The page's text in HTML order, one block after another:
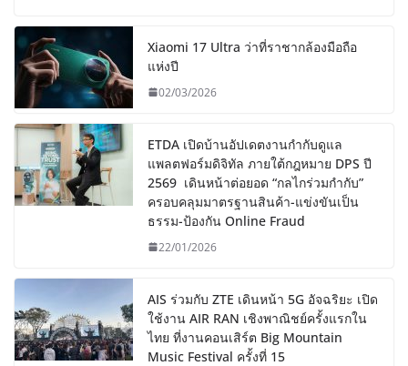
Xiaomi 17 Ultra ว่าที่ราชากล้องมือถือ
แห่งปี
02/03/2026
ETDA เปิดบ้านอัปเดตงานกำกับดูแล
แพลตฟอร์มดิจิทัล ภายใต้กฎหมาย DPS ปี
2569 เดินหน้าต่อยอด “กลไกร่วมกำกับ”
ครอบคลุมมาตรฐานสินค้า-แข่งขันเป็น
ธรรม-ป้องกัน Online Fraud
22/01/2026
AIS ร่วมกับ ZTE เดินหน้า 5G อัจฉริยะ เปิด
ใช้งาน AIR RAN เชิงพาณิชย์ครั้งแรกใน
ไทย ที่งานคอนเสิร์ต Big Mountain
Music Festival ครั้งที่ 15